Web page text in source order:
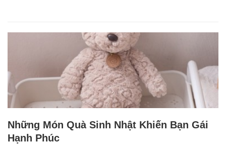
Những Món Quà Sinh Nhật Khiến Bạn Gái
Hạnh Phúc